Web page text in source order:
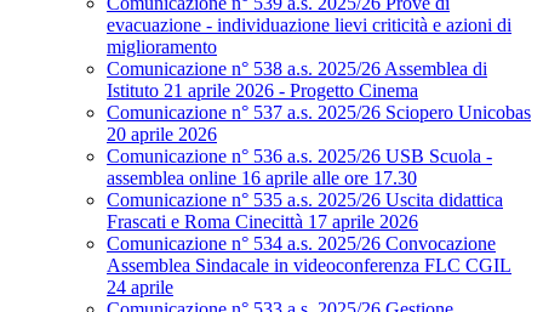
evacuazione - individuazione lievi criticità e azioni di
miglioramento
Comunicazione n° 538 a.s. 2025/26 Assemblea di
Istituto 21 aprile 2026 - Progetto Cinema
Comunicazione n° 537 a.s. 2025/26 Sciopero Unicobas
20 aprile 2026
Comunicazione n° 536 a.s. 2025/26 USB Scuola -
assemblea online 16 aprile alle ore 17.30
Comunicazione n° 535 a.s. 2025/26 Uscita didattica
Frascati e Roma Cinecittà 17 aprile 2026
Comunicazione n° 534 a.s. 2025/26 Convocazione
Assemblea Sindacale in videoconferenza FLC CGIL
24 aprile